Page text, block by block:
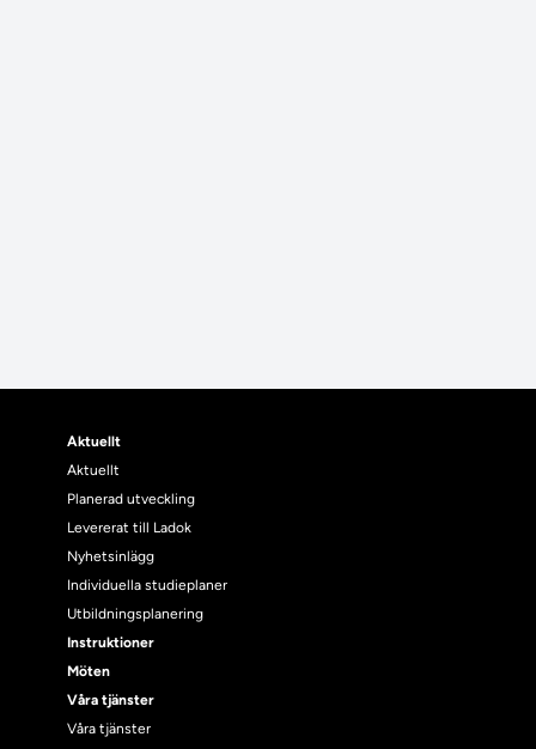
Aktuellt
Aktuellt
Planerad utveckling
Levererat till Ladok
Nyhetsinlägg
Individuella studieplaner
Utbildningsplanering
Instruktioner
Möten
Våra tjänster
Våra tjänster